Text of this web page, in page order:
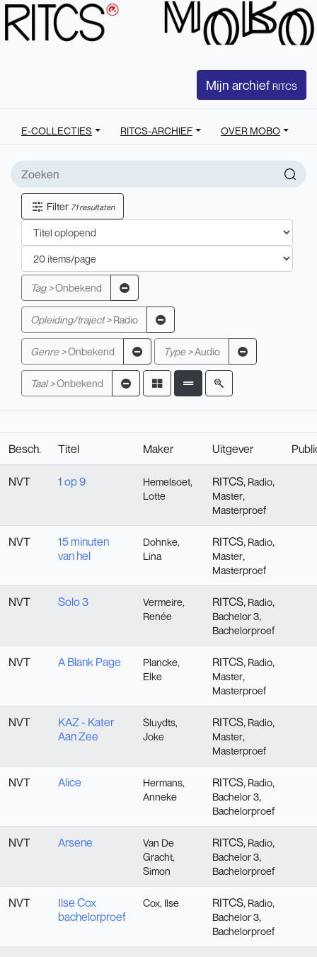
Mijn archief RITCS
E-COLLECTIES RITCS-ARCHIEF OVER MOBO
Filter 71 resultaten
Tag >Onbekend
Opleiding/traject > Radio
Genre >Onbekend Type >Audio
Taal >Onbekend
Besch. Titel Maker Uitgever
NVT 1 op 9
Hemelsoet,
Lotte
RITCS, Radio,
Master,
Masterproef
NVT
15 minuten
van hel
Dohnke,
Lina
RITCS, Radio,
Master,
Masterproef
NVT Solo 3
Vermeire,
Renée
RITCS, Radio,
Bachelor 3,
Bachelorproef
NVT A Blank Page
Plancke,
Elke
RITCS, Radio,
Master,
Masterproef
NVT
KAZ - Kater
Aan Zee
Sluydts,
Joke
RITCS, Radio,
Master,
Masterproef
NVT Alice
Hermans,
Anneke
RITCS, Radio,
Bachelor 3,
Bachelorproef
NVT Arsene
Van De
Gracht,
Simon
RITCS, Radio,
Bachelor 3,
Bachelorproef
NVT
Ilse Cox
bachelorproef
Cox, Ilse RITCS, Radio,
Bachelor 3,
Bachelorproef